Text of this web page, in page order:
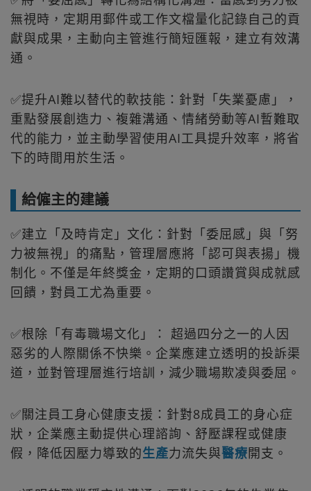
無視時，定期用郵件或工作文檔量化記錄自己的貢
獻與成果，主動向主管進行簡短匯報，建立有效溝
通。
✅提升AI難以替代的軟技能：針對「失業憂慮」，
重點發展創造力、複雜溝通、情緒勞動等AI暫難取
代的能力，並主動學習使用AI工具提升效率，將省
下的時間用於生活。
給僱主的建議
✅建立「及時肯定」文化：針對「委屈感」與「努
力被無視」的痛點，管理層應將「認可與表揚」機
制化。不僅是年終獎金，定期的口頭讚賞與成就感
回饋，對員工尤為重要。
✅根除「有毒職場文化」： 超過四分之一的人因
惡劣的人際關係不快樂。企業應建立透明的投訴渠
道，並對管理層進行培訓，減少職場欺凌與委屈。
✅關注員工身心健康支援：針對8成員工的身心症
狀，企業應主動提供心理諮詢、舒壓課程或健康
假，降低因壓力導致的生產力流失與醫療開支。